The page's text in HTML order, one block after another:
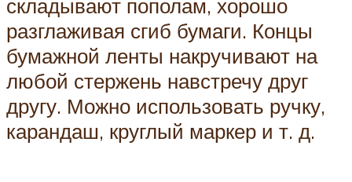
складывают пополам, хорошо
разглаживая сгиб бумаги. Концы
бумажной ленты накручивают на
любой стержень навстречу друг
другу. Можно использовать ручку,
карандаш, круглый маркер и т. д.